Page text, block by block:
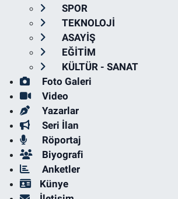
SPOR
TEKNOLOJİ
ASAYİŞ
EĞİTİM
KÜLTÜR - SANAT
Foto Galeri
Video
Yazarlar
Seri İlan
Röportaj
Biyografi
Anketler
Künye